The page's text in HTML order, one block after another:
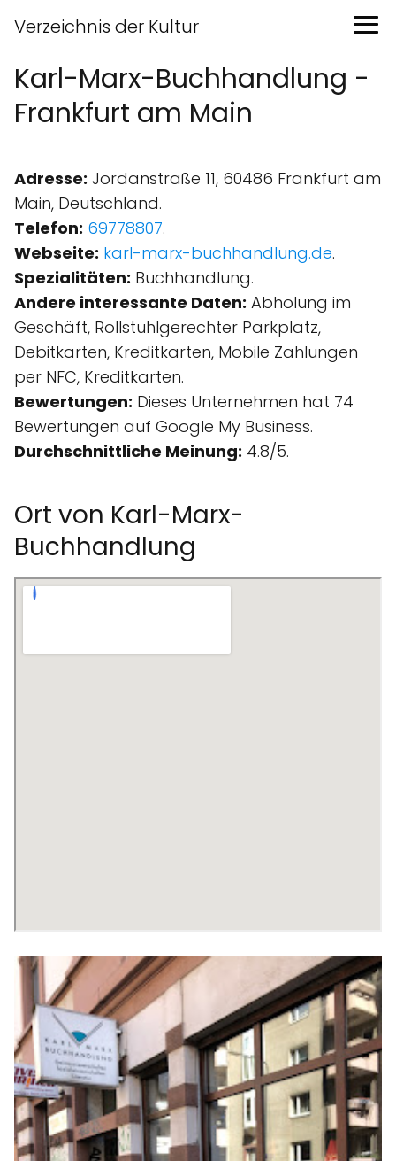
Verzeichnis der Kultur
Karl-Marx-Buchhandlung -
Frankfurt am Main
Adresse: Jordanstraße 11, 60486 Frankfurt am
Main, Deutschland.
Telefon: 69778807.
Webseite: karl-marx-buchhandlung.de.
Spezialitäten: Buchhandlung.
Andere interessante Daten: Abholung im
Geschäft, Rollstuhlgerechter Parkplatz,
Debitkarten, Kreditkarten, Mobile Zahlungen
per NFC, Kreditkarten.
Bewertungen: Dieses Unternehmen hat 74
Bewertungen auf Google My Business.
Durchschnittliche Meinung: 4.8/5.
Ort von Karl-Marx-
Buchhandlung